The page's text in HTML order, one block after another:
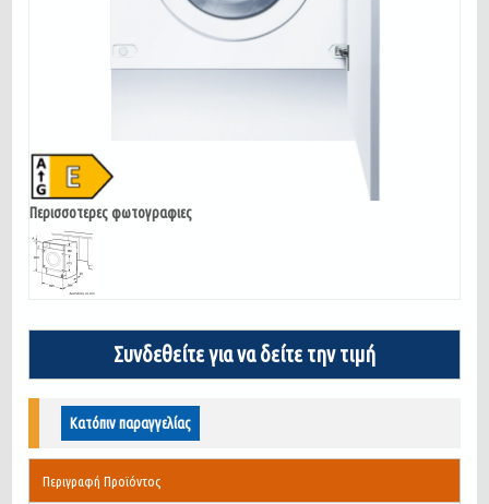
Περισσοτερες φωτογραφιες
Συνδεθείτε για να δείτε την τιμή
Κατόπιν παραγγελίας
Περιγραφή Προϊόντος